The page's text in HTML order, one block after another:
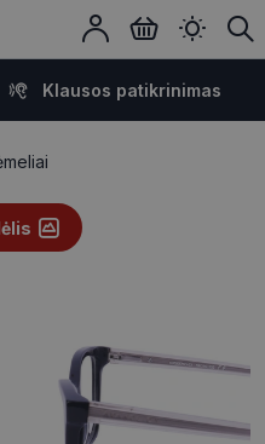
Klausos patikrinimas